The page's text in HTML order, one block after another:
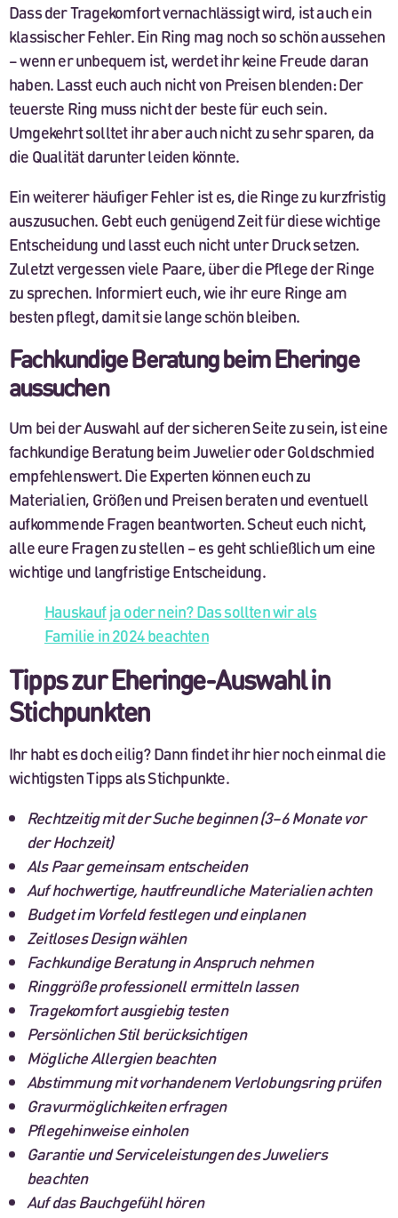
Dass der Tragekomfort vernachlässigt wird, ist auch ein
klassischer Fehler. Ein Ring mag noch so schön aussehen
– wenn er unbequem ist, werdet ihr keine Freude daran
haben. Lasst euch auch nicht von Preisen blenden: Der
teuerste Ring muss nicht der beste für euch sein.
Umgekehrt solltet ihr aber auch nicht zu sehr sparen, da
die Qualität darunter leiden könnte.
Ein weiterer häufiger Fehler ist es, die Ringe zu kurzfristig
auszusuchen. Gebt euch genügend Zeit für diese wichtige
Entscheidung und lasst euch nicht unter Druck setzen.
Zuletzt vergessen viele Paare, über die Pflege der Ringe
zu sprechen. Informiert euch, wie ihr eure Ringe am
besten pflegt, damit sie lange schön bleiben.
Fachkundige Beratung beim Eheringe
aussuchen
Um bei der Auswahl auf der sicheren Seite zu sein, ist eine
fachkundige Beratung beim Juwelier oder Goldschmied
empfehlenswert. Die Experten können euch zu
Materialien, Größen und Preisen beraten und eventuell
aufkommende Fragen beantworten. Scheut euch nicht,
alle eure Fragen zu stellen – es geht schließlich um eine
wichtige und langfristige Entscheidung.
Hauskauf ja oder nein? Das sollten wir als
Familie in 2024 beachten
Tipps zur Eheringe-Auswahl in
Stichpunkten
Ihr habt es doch eilig? Dann findet ihr hier noch einmal die
wichtigsten Tipps als Stichpunkte.
Rechtzeitig mit der Suche beginnen (3–6 Monate vor
der Hochzeit)
Als Paar gemeinsam entscheiden
Auf hochwertige, hautfreundliche Materialien achten
Budget im Vorfeld festlegen und einplanen
Zeitloses Design wählen
Fachkundige Beratung in Anspruch nehmen
Ringgröße professionell ermitteln lassen
Tragekomfort ausgiebig testen
Persönlichen Stil berücksichtigen
Mögliche Allergien beachten
Abstimmung mit vorhandenem Verlobungsring prüfen
Gravurmöglichkeiten erfragen
Pflegehinweise einholen
Garantie und Serviceleistungen des Juweliers
beachten
Auf das Bauchgefühl hören